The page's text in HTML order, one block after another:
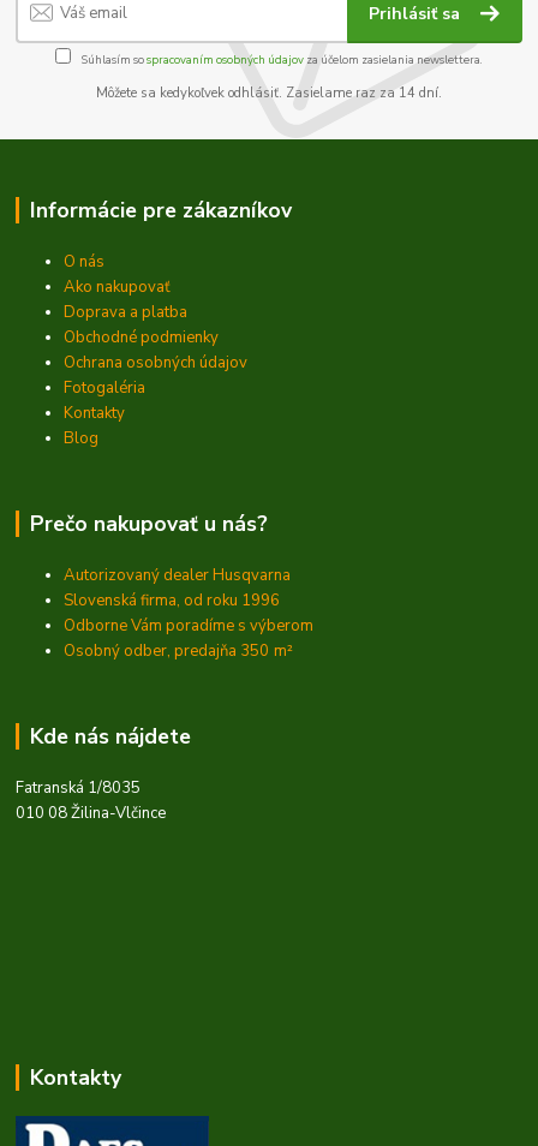
Prihlásiť sa
Súhlasím sospracovaním osobných údajov za účelom zasielania newslettera.
Môžete sa kedykoľvek odhlásiť. Zasielame raz za 14 dní.
Informácie pre zákazníkov
O nás
Ako nakupovať
Doprava a platba
Obchodné podmienky
Ochrana osobných údajov
Fotogaléria
Kontakty
Blog
Prečo nakupovať u nás?
Autorizovaný dealer Husqvarna
Slovenská firma, od roku 1996
Odborne Vám poradíme s výberom
Osobný odber, predajňa 350 m²
Kde nás nájdete
Fatranská 1/8035
010 08 Žilina-Vlčince
Kontakty